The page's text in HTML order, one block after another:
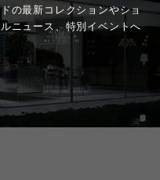
の最新コレクションやショ
ニュース、特別イベントへ